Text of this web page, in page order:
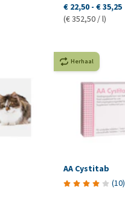
€ 22,50 - € 35,25
(€ 352,50 / l)
Herhaal
AA Cystitab
(10)